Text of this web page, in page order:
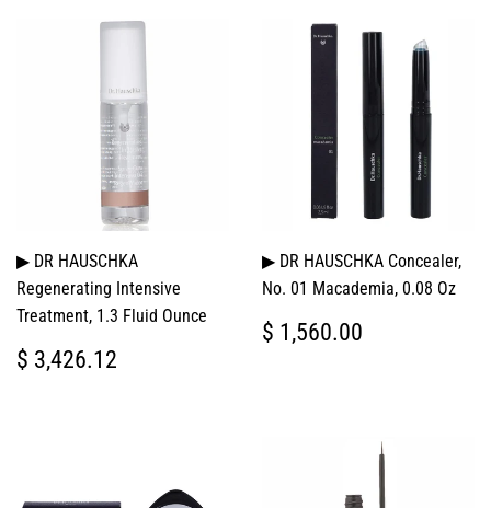
▶ DR HAUSCHKA
Regenerating Intensive
Treatment, 1.3 Fluid Ounce
PRECIO
HABITUAL
$ 3,426.12
▶ DR HAUSCHKA Concealer,
No. 01 Macademia, 0.08 Oz
PRECIO
HABITUAL
$ 1,560.00